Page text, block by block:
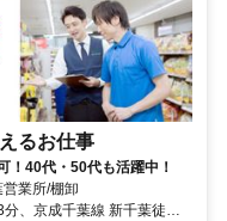
るお仕事
！40代・50代も活躍中！
業所/棚卸
、京成千葉線 新千葉徒歩